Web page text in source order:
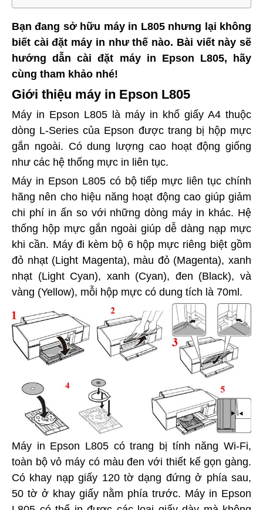
Bạn đang sở hữu máy in L805 nhưng lại không
biết cài đặt máy in như thế nào. Bài viết này sẽ
hướng dẫn cài đặt máy in Epson L805, hãy
cùng tham khảo nhé!
Giới thiệu máy in Epson L805
Máy in Epson L805 là máy in khổ giấy A4 thuộc
dòng L-Series của Epson được trang bị hộp mực
gắn ngoài. Có dung lượng cao hoạt động giống
như các hệ thống mực in liên tục.
Máy in Epson L805 có bộ tiếp mực liên tục chính
hãng nên cho hiệu năng hoạt động cao giúp giảm
chi phí in ấn so với những dòng máy in khác. Hệ
thống hộp mực gắn ngoài giúp dễ dàng nạp mực
khi cần. Máy đi kèm bộ 6 hộp mực riêng biệt gồm
đỏ nhạt (Light Magenta), màu đỏ (Magenta), xanh
nhạt (Light Cyan), xanh (Cyan), đen (Black), và
vàng (Yellow), mỗi hộp mực có dung tích là 70ml.
Máy in Epson L805 có trang bị tính năng Wi-Fi,
toàn bộ vỏ máy có màu đen với thiết kế gọn gàng.
Có khay nạp giấy 120 tờ dạng đứng ở phía sau,
50 tờ ở khay giấy nằm phía trước. Máy in Epson